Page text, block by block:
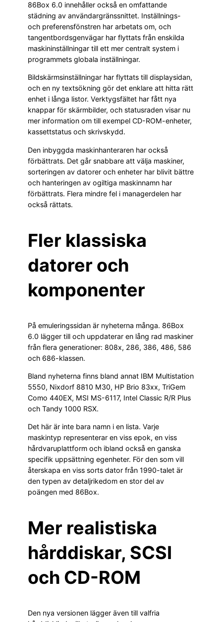
86Box 6.0 innehåller också en omfattande
städning av användargränssnittet. Inställnings-
och preferensfönstren har arbetats om, och
tangentbordsgenvägar har flyttats från enskilda
maskininställningar till ett mer centralt system i
programmets globala inställningar.
Bildskärmsinställningar har flyttats till displaysidan,
och en ny textsökning gör det enklare att hitta rätt
enhet i långa listor. Verktygsfältet har fått nya
knappar för skärmbilder, och statusraden visar nu
mer information om till exempel CD-ROM-enheter,
kassettstatus och skrivskydd.
Den inbyggda maskinhanteraren har också
förbättrats. Det går snabbare att välja maskiner,
sorteringen av datorer och enheter har blivit bättre
och hanteringen av ogiltiga maskinnamn har
förbättrats. Flera mindre fel i managerdelen har
också rättats.
Fler klassiska
datorer och
komponenter
På emuleringssidan är nyheterna många. 86Box
6.0 lägger till och uppdaterar en lång rad maskiner
från flera generationer: 808x, 286, 386, 486, 586
och 686-klassen.
Bland nyheterna finns bland annat IBM Multistation
5550, Nixdorf 8810 M30, HP Brio 83xx, TriGem
Como 440EX, MSI MS-6117, Intel Classic R/R Plus
och Tandy 1000 RSX.
Det här är inte bara namn i en lista. Varje
maskintyp representerar en viss epok, en viss
hårdvaruplattform och ibland också en ganska
specifik uppsättning egenheter. För den som vill
återskapa en viss sorts dator från 1990-talet är
den typen av detaljrikedom en stor del av
poängen med 86Box.
Mer realistiska
hårddiskar, SCSI
och CD-ROM
Den nya versionen lägger även till valfria